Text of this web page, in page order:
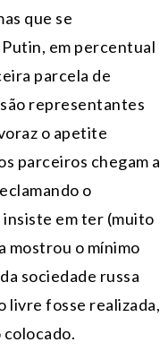
que se
em percentual
parcela de
representantes
o apetite
parceiros chegam a
o
em ter (muito
mostrou o mínimo
sociedade russa
livre fosse realizada,